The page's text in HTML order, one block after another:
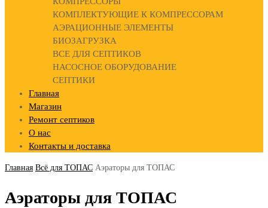
КОМПЛЕКТУЮЩИЕ К КОМПРЕССОРАМ
АЭРАЦИОННЫЕ ЭЛЕМЕНТЫ
БИОЗАГРУЗКА
ВСЕ ДЛЯ СЕПТИКОВ
НАСОСНОЕ ОБОРУДОВАНИЕ
СЕПТИКИ
Главная
Магазин
Ремонт септиков
О нас
Контакты и доставка
Главная Всё для ТОПАС Аэраторы для ТОПАС
Аэраторы для ТОПАС